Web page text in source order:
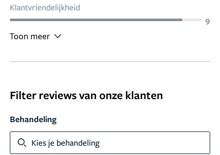
Klantvriendelijkheid
9
Toon meer
Filter reviews van onze klanten
Behandeling
Kies je behandeling